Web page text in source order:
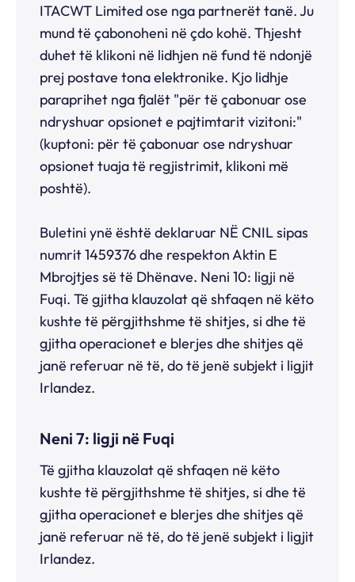
ITACWT Limited ose nga partnerët tanë. Ju
mund të çabonoheni në çdo kohë. Thjesht
duhet të klikoni në lidhjen në fund të ndonjë
prej postave tona elektronike. Kjo lidhje
paraprihet nga fjalët "për të çabonuar ose
ndryshuar opsionet e pajtimtarit vizitoni:"
(kuptoni: për të çabonuar ose ndryshuar
opsionet tuaja të regjistrimit, klikoni më
poshtë).
Buletini ynë është deklaruar NË CNIL sipas
numrit 1459376 dhe respekton Aktin E
Mbrojtjes së të Dhënave. Neni 10: ligji në
Fuqi. Të gjitha klauzolat që shfaqen në këto
kushte të përgjithshme të shitjes, si dhe të
gjitha operacionet e blerjes dhe shitjes që
janë referuar në të, do të jenë subjekt i ligjit
Irlandez.
Neni 7: ligji në Fuqi
Të gjitha klauzolat që shfaqen në këto
kushte të përgjithshme të shitjes, si dhe të
gjitha operacionet e blerjes dhe shitjes që
janë referuar në të, do të jenë subjekt i ligjit
Irlandez.